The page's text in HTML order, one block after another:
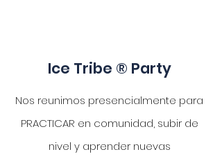
Ice Tribe ® Party
Nos reunimos presencialmente para
PRACTICAR en comunidad, subir de
nivel y aprender nuevas